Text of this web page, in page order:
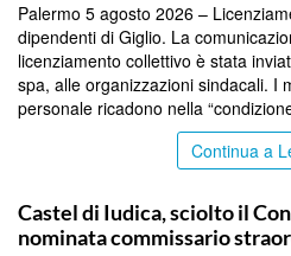
Palermo 5 agosto 2026 –
dipendenti di Giglio. La
licenziamento collettivo è stata
spa, alle organizzazioni sindacali. I
personale ricadono nella
Continua a
Castel di Iudica, sciolto il
nominata commissario